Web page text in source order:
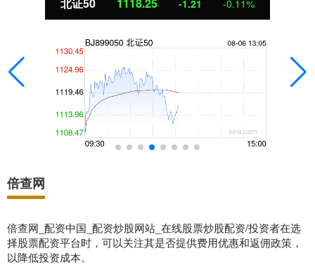
-1.21 -0.11%
倍查网
倍查网_配资中国_配资炒股网站_在线股票炒股配资/投资者在选
择股票配资平台时，可以关注其是否提供费用优惠和返佣政策，
以降低投资成本。